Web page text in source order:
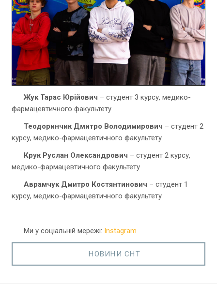
Жук Тарас Юрійович – студент 3 курсу, медико-
фармацевтичного факультету
Теодоринчик Дмитро Володимирович – студент 2
курсу, медико-фармацевтичного факультету
Крук Руслан Олександрович – студент 2 курсу,
медико-фармацевтичного факультету
Аврамчук Дмитро Костянтинович – студент 1
курсу, медико-фармацевтичного факультету
Ми у соціальній мережі: Instagram
НОВИНИ СНТ